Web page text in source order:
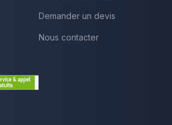
Demander un devis
Nous contacter